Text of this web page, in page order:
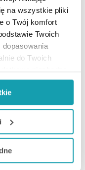
na wszystkie pliki
o Twój komfort
Twoich
dopasowania
do Twoich
niezbędna
jego
dane o tym jak
przekazywane
i analitycznych.
i wybrać tylko
wiąże się
dokonaj
– co jest
bromheksyna, jest
do substancji z
więc syrop
niepotrzebnie
okazało
dobrze
działania
nieco korzystniej